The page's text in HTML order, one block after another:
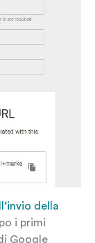
della
i primi
Google